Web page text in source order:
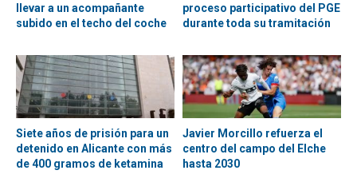
llevar a un acompañante
subido en el techo del coche
proceso participativo del PGE
durante toda su tramitación
Siete años de prisión para un
detenido en Alicante con más
de 400 gramos de ketamina
Javier Morcillo refuerza el
centro del campo del Elche
hasta 2030